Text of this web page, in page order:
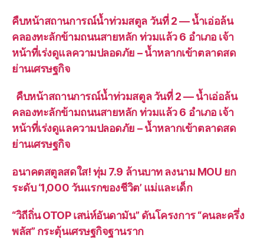
คืบหน้าสถานการณ์น้ำท่วมสตูล วันที่ 2 — น้ำเอ่อล้น
คลองทะลักข้ามถนนสายหลัก ท่วมแล้ว 6 อำเภอ เจ้า
หน้าที่เร่งดูแลความปลอดภัย – น้ำหลากเข้าตลาดสด
ย่านเศรษฐกิจ
คืบหน้าสถานการณ์น้ำท่วมสตูล วันที่ 2 — น้ำเอ่อล้น
คลองทะลักข้ามถนนสายหลัก ท่วมแล้ว 6 อำเภอ เจ้า
หน้าที่เร่งดูแลความปลอดภัย – น้ำหลากเข้าตลาดสด
ย่านเศรษฐกิจ
อนาคตสตูลสดใส! ทุ่ม 7.9 ล้านบาท ลงนาม MOU ยก
ระดับ ‘1,000 วันแรกของชีวิต’ แม่และเด็ก
“วิถีถิ่น OTOP เสน่ห์อันดามัน” ดันโครงการ “คนละครึ่ง
พลัส” กระตุ้นเศรษฐกิจฐานราก